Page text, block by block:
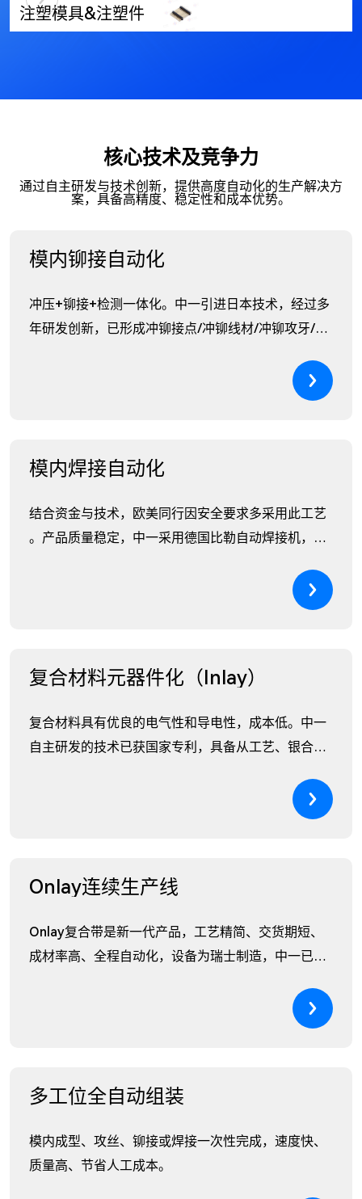
注塑模具&注塑件
核心技术及竞争力
通过自主研发与技术创新，提供高度自动化的生产解决方
案，具备高精度、稳定性和成本优势。
模内铆接自动化
冲压+铆接+检测一体化。中一引进日本技术，经过多
年研发创新，已形成冲铆接点/冲铆线材/冲铆攻牙/冲
节约人力与制造成本.具模具自主研发能力，周期短，
模内焊接自动化
结合资金与技术，欧美同行因安全要求多采用此工艺
。产品质量稳定，中一采用德国比勒自动焊接机，经
复合材料元器件化（Inlay）
复合材料具有优良的电气性和导电性，成本低。中一
自主研发的技术已获国家专利，具备从工艺、银合金..
Onlay连续生产线
Onlay复合带是新一代产品，工艺精简、交货期短、
成材率高、全程自动化，设备为瑞士制造，中一已成
多工位全自动组装
模内成型、攻丝、铆接或焊接一次性完成，速度快、
质量高、节省人工成本。